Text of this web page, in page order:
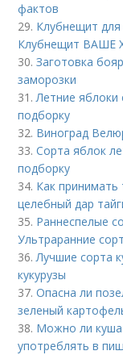
фактов
29. Клубнещит для
Клубнещит ВАШЕ
30.Заготовка
заморозки
31.Летние яблоки
подборку
32. Виноград
33.Сорта яблок
подборку
34. Как
целебный дар
35. Раннеспелые
Ультраранние
36.Лучшие сорта
кукурузы
37.Опасна ли
зеленый
38. Можно ли
употреблять в